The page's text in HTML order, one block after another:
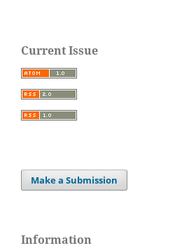
Current Issue
Make a Submission
Information